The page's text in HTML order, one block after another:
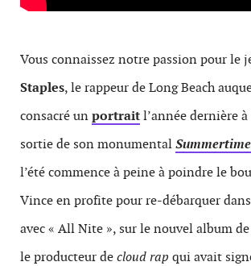
Vous connaissez notre passion pour le
Staples, le rappeur de Long Beach
consacré unportraitl’année dernière
sortie de son monumentalSummertime
l’été commence à peine à poindre le
Vince en profite pour re-débarquer
avec « All Nite », sur le nouvel album de
le producteur decloud rap qui avait